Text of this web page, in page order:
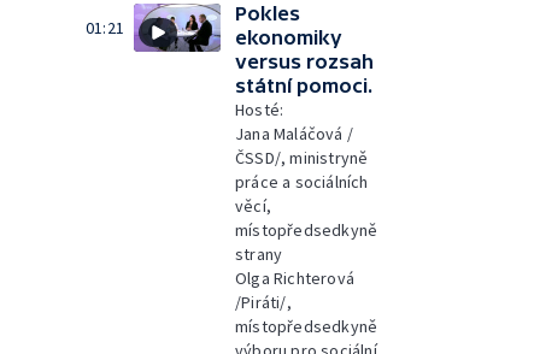
01:21
Pokles
ekonomiky
versus rozsah
státní pomoci.
Hosté:
Jana Maláčová /
ČSSD/, ministryně
práce a sociálních
věcí,
místopředsedkyně
strany
Olga Richterová
/Piráti/,
místopředsedkyně